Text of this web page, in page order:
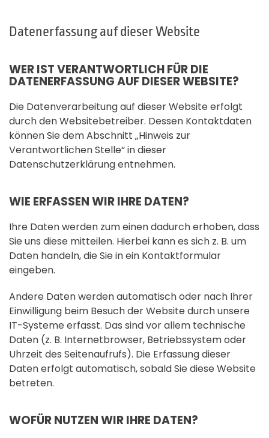
Datenerfassung auf dieser Website
WER IST VERANTWORTLICH FÜR DIE
DATENERFASSUNG AUF DIESER WEBSITE?
Die Datenverarbeitung auf dieser Website erfolgt
durch den Websitebetreiber. Dessen Kontaktdaten
können Sie dem Abschnitt „Hinweis zur
Verantwortlichen Stelle“ in dieser
Datenschutzerklärung entnehmen.
WIE ERFASSEN WIR IHRE DATEN?
Ihre Daten werden zum einen dadurch erhoben, dass
Sie uns diese mitteilen. Hierbei kann es sich z. B. um
Daten handeln, die Sie in ein Kontaktformular
eingeben.
Andere Daten werden automatisch oder nach Ihrer
Einwilligung beim Besuch der Website durch unsere
IT-Systeme erfasst. Das sind vor allem technische
Daten (z. B. Internetbrowser, Betriebssystem oder
Uhrzeit des Seitenaufrufs). Die Erfassung dieser
Daten erfolgt automatisch, sobald Sie diese Website
betreten.
WOFÜR NUTZEN WIR IHRE DATEN?